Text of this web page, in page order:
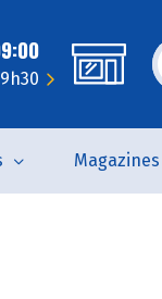
Magazines